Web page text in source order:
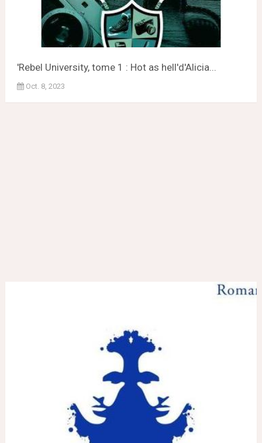
'Rebel University, tome 1 : Hot as hell'd'Alicia...
Oct. 8, 2023